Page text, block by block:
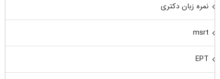
نمره زبان دکتری
msrt
EPT